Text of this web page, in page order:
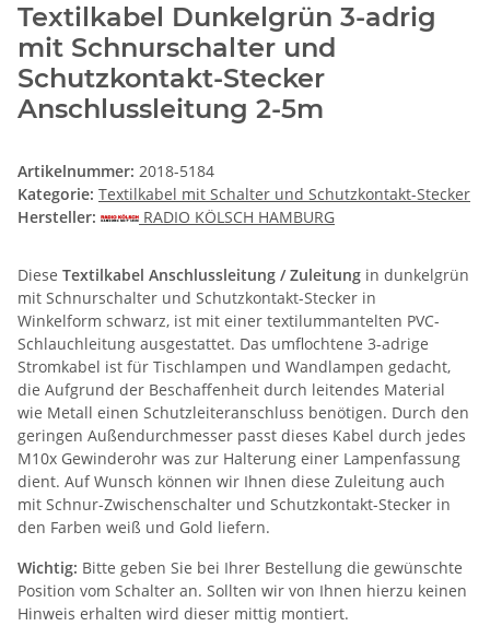
Textilkabel Dunkelgrün 3-adrig
mit Schnurschalter und
Schutzkontakt-Stecker
Anschlussleitung 2-5m
Artikelnummer: 2018-5184
Kategorie: Textilkabel mit Schalter und Schutzkontakt-Stecker
Hersteller:
RADIO KÖLSCH HAMBURG
Diese Textilkabel Anschlussleitung / Zuleitung in dunkelgrün
mit Schnurschalter und Schutzkontakt-Stecker in
Winkelform schwarz, ist mit einer textilummantelten PVC-
Schlauchleitung ausgestattet. Das umflochtene 3-adrige
Stromkabel ist für Tischlampen und Wandlampen gedacht,
die Aufgrund der Beschaffenheit durch leitendes Material
wie Metall einen Schutzleiteranschluss benötigen. Durch den
geringen Außendurchmesser passt dieses Kabel durch jedes
M10x Gewinderohr was zur Halterung einer Lampenfassung
dient. Auf Wunsch können wir Ihnen diese Zuleitung auch
mit Schnur-Zwischenschalter und Schutzkontakt-Stecker in
den Farben weiß und Gold liefern.
Wichtig: Bitte geben Sie bei Ihrer Bestellung die gewünschte
Position vom Schalter an. Sollten wir von Ihnen hierzu keinen
Hinweis erhalten wird dieser mittig montiert.